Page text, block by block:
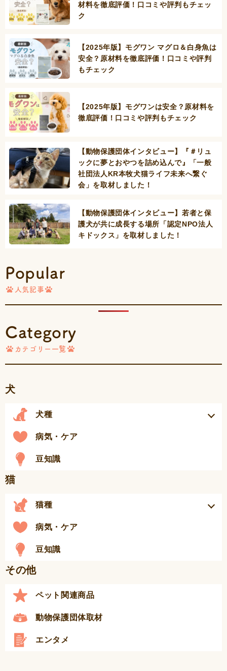
材料を徹底評価！口コミや評判もチェッ
ク
【2025年版】モグワン マグロ＆白身魚は
安全？原材料を徹底評価！口コミや評判
もチェック
【2025年版】モグワンは安全？原材料を
徹底評価！口コミや評判もチェック
【動物保護団体インタビュー】『＃リュ
ックに夢とおやつを詰め込んで』「一般
社団法人KR本牧犬猫ライフ未来へ繋ぐ
会」を取材しました！
【動物保護団体インタビュー】若者と保
護犬が共に成長する場所「認定NPO法人
キドックス」を取材しました！
Popular
人気記事
Category
カテゴリー一覧
犬
犬種
病気・ケア
豆知識
猫
猫種
病気・ケア
豆知識
その他
ペット関連商品
動物保護団体取材
エンタメ